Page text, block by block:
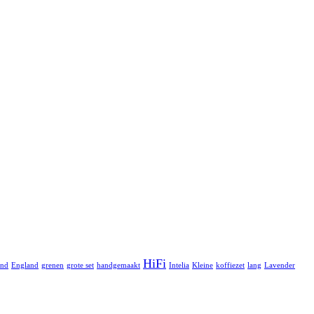
England grenen grote set handgemaakt HiFi Intelia Kleine koffiezet lang Lavender